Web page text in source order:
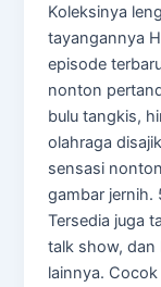
Koleksinya
tayangannya
episode
nonton
bulu tangkis,
olahraga
sensasi
gambar jernih.
Tersedia juga
talk show, dan
lainnya.